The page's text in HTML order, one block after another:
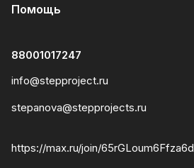
Помощь
88001017247
info@stepproject.ru
stepanova@stepprojects.ru
https://max.ru/join/